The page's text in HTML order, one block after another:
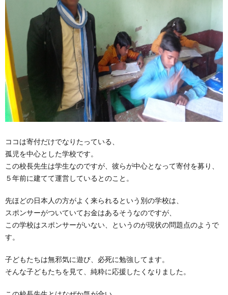
ココは寄付だけでなりたっている、
孤児を中心とした学校です。
この校長先生は学生なのですが、彼らが中心となって寄付を募り、
５年前に建てて運営しているとのこと。
先ほどの日本人の方がよく来られるという別の学校は、
スポンサーがついていてお金はあるそうなのですが、
この学校はスポンサーがいない、というのが現状の問題点のようで
す。
子どもたちは無邪気に遊び、必死に勉強してます。
そんな子どもたちを見て、純粋に応援したくなりました。